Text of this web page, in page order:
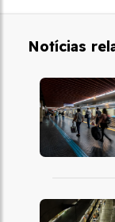
Notícias